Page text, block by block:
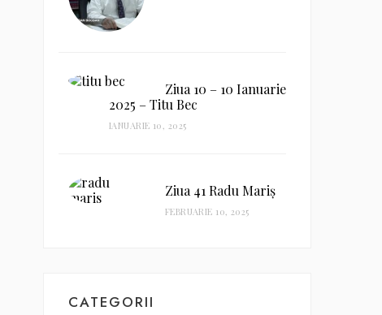
Ziua 10 – 10 Ianuarie
2025 – Titu Bec
IANUARIE 10, 2025
Ziua 41 Radu Mariș
FEBRUARIE 10, 2025
CATEGORII